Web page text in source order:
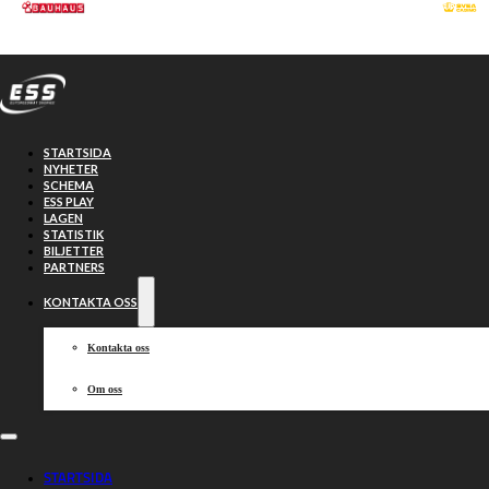
Hoppa till huvudinnehåll
STARTSIDA
NYHETER
SCHEMA
ESS PLAY
LAGEN
STATISTIK
BILJETTER
PARTNERS
KONTAKTA OSS
Kontakta oss
Om oss
STARTSIDA
Västervik